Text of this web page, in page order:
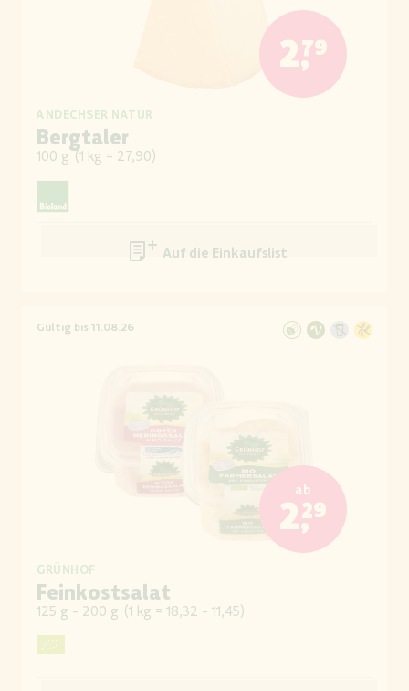
2,79
ANDECHSER NATUR
Bergtaler
100 g (1 kg = 27,90)
Auf die Einkaufsliste
Gültig bis 11.08.26
ab
2,29
GRÜNHOF
Feinkostsalat
125 g - 200 g (1 kg = 18,32 - 11,45)